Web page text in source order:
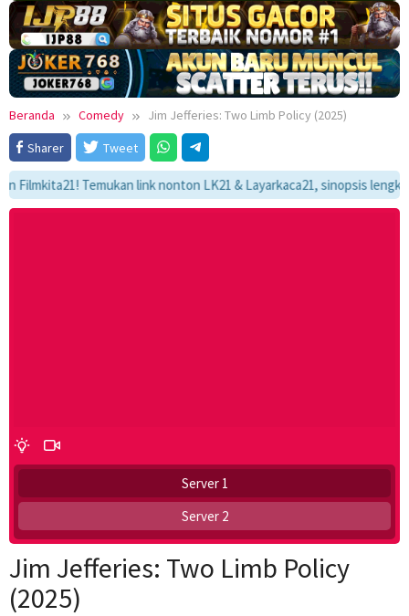
Beranda Comedy
Jim Jefferies: Two Limb Policy (2025)
Sharer
Tweet
Temukan link nonton LK21 & Layarkaca21, sinopsis
Server 1
Server 2
Jim Jefferies: Two Limb Policy
(2025)